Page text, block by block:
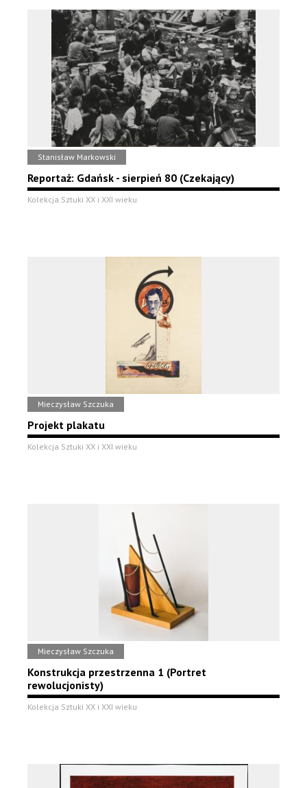
Stanisław Markowski
Reportaż: Gdańsk - sierpień 80 (Czekający)
Kolekcja Sztuki XX i XXI wieku
Mieczysław Szczuka
Projekt plakatu
Kolekcja Sztuki XX i XXI wieku
Mieczysław Szczuka
Konstrukcja przestrzenna 1 (Portret
rewolucjonisty)
Kolekcja Sztuki XX i XXI wieku